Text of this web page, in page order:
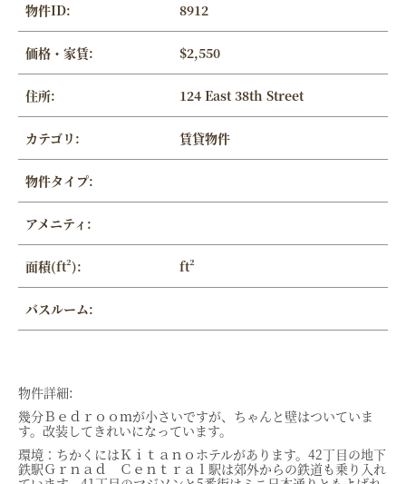
物件ID: 8912
価格・家賃: $2,550
住所: 124 East 38th Street
カテゴリ: 賃貸物件
物件タイプ:
アメニティ:
面積(ft²): ft²
バスルーム:
物件詳細:
幾分Ｂｅｄｒｏｏｍが小さいですが、ちゃんと壁はついていま
す。改装してきれいになっています。
環境：ちかくにはＫｉｔａｎｏホテルがあります。42丁目の地下
鉄駅Ｇｒｎａｄ Ｃｅｎｔｒａｌ駅は郊外からの鉄道も乗り入れ